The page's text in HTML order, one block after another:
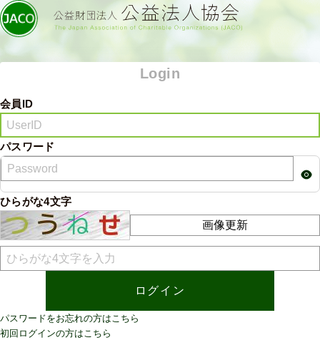
Login
会員ID
パスワード
ひらがな4文字
画像更新
パスワードをお忘れの方はこちら
初回ログインの方はこちら